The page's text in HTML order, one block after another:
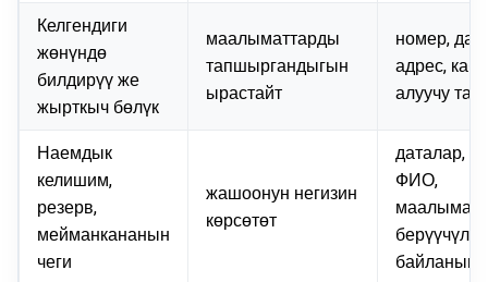
Келгендиги
жөнүндө
билдирүү же
жырткыч бөлүк
маалыматтарды
тапшыргандыгын
ырастайт
номер,
адрес,
алуучу
Наемдык
келишим,
резерв,
мейманкананын
чеги
жашоонун негизин
көрсөтөт
даталар,
ФИО,
маалымат